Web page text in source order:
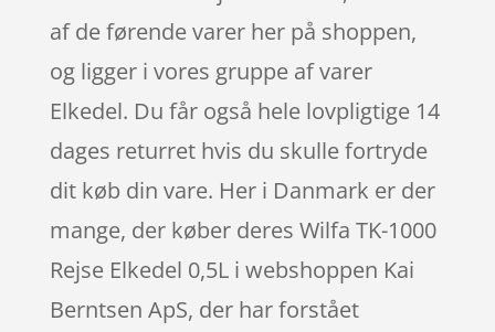
af de førende varer her på shoppen,
og ligger i vores gruppe af varer
Elkedel. Du får også hele lovpligtige 14
dages returret hvis du skulle fortryde
dit køb din vare. Her i Danmark er der
mange, der køber deres Wilfa TK-1000
Rejse Elkedel 0,5L i webshoppen Kai
Berntsen ApS, der har forstået